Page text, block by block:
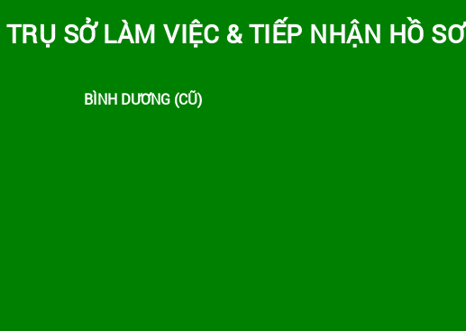
TRỤ SỞ LÀM VIỆC & TIẾP NHẬN HỒ SƠ
BÌNH DƯƠNG (CŨ)